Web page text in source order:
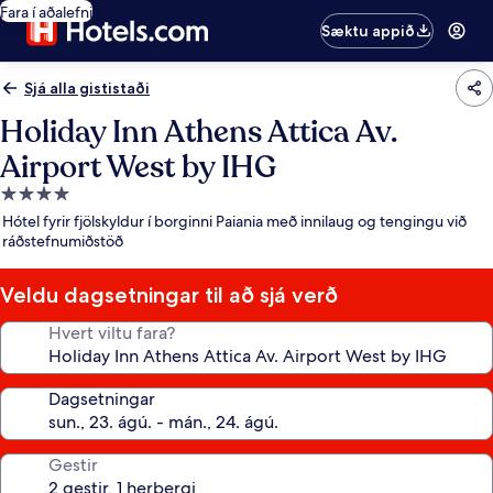
Fara í aðalefni
Sæktu appið
Sjá alla gististaði
Holiday Inn Athens Attica Av.
Airport West by IHG
4.0
stjörnu
gististaður
Hótel fyrir fjölskyldur í borginni Paiania með innilaug og tengingu við
ráðstefnumiðstöð
Veldu dagsetningar til að sjá verð
Hvert viltu fara?
Dagsetningar
Gestir